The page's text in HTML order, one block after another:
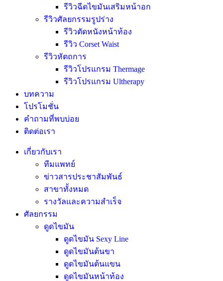
รีวิวฉีดไขมันเสริมหน้าอก
รีวิวศัลยกรรมรูปร่าง
รีวิวตัดหนังหน้าท้อง
รีวิว Corset Waist
รีวิวหัตถการ
รีวิวโปรแกรม Thermage
รีวิวโปรแกรม Ultherapy
บทความ
โปรโมชั่น
คำถามที่พบบ่อย
ติดต่อเรา
เกี่ยวกับเรา
ทีมแพทย์
ข่าวสารประชาสัมพันธ์
สาขาทั้งหมด
รางวัลและความสำเร็จ
ศัลยกรรม
ดูดไขมัน
ดูดไขมัน Sexy Line
ดูดไขมันต้นขา
ดูดไขมันต้นแขน
ดูดไขมันหน้าท้อง